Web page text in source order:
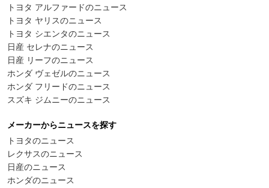
トヨタ アルファードのニュース
トヨタ ヤリスのニュース
トヨタ シエンタのニュース
日産 セレナのニュース
日産 リーフのニュース
ホンダ ヴェゼルのニュース
ホンダ フリードのニュース
スズキ ジムニーのニュース
メーカーからニュースを探す
トヨタのニュース
レクサスのニュース
日産のニュース
ホンダのニュース